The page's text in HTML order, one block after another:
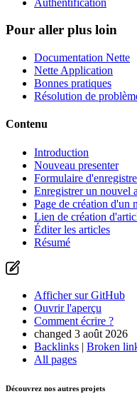
Vous avez trouvé un
Ouvrir l'aperçu
Pour aller plus loin
Documentation Nette
Nette Application
Bonnes pratiques
Résolution de
Contenu
Introduction
Nouveau presenter
Formulaire
Enregistrer un nouvel
Page de création d'un
Lien de création
Éditer les articles
Résumé
Afficher sur GitHub
Ouvrir l'aperçu
Comment écrire ?
changed 3 août 2026
Backlinks | Broken
All pages
Découvrez nos autres projets